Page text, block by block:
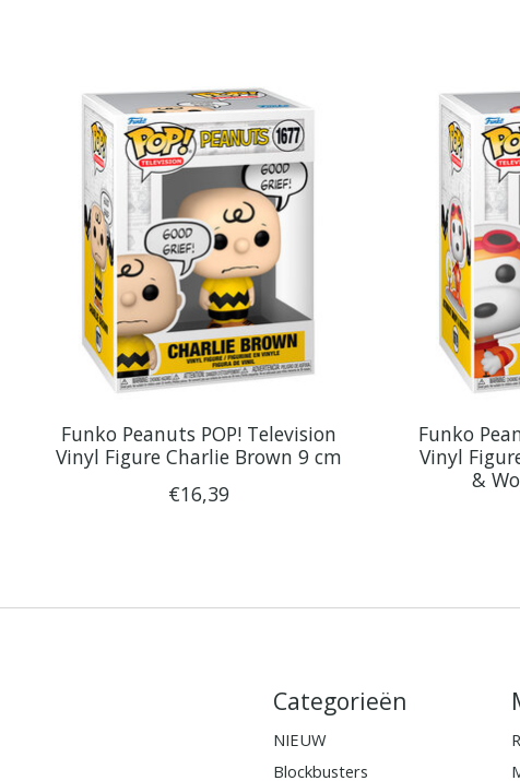
Items van productcarrousel
Funko Peanuts POP! Television
Vinyl Figure Charlie Brown 9 cm
€16,39
Funko
Vinyl
&
Categorieën
NIEUW
Blockbusters